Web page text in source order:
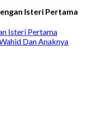
Isteri Pertama